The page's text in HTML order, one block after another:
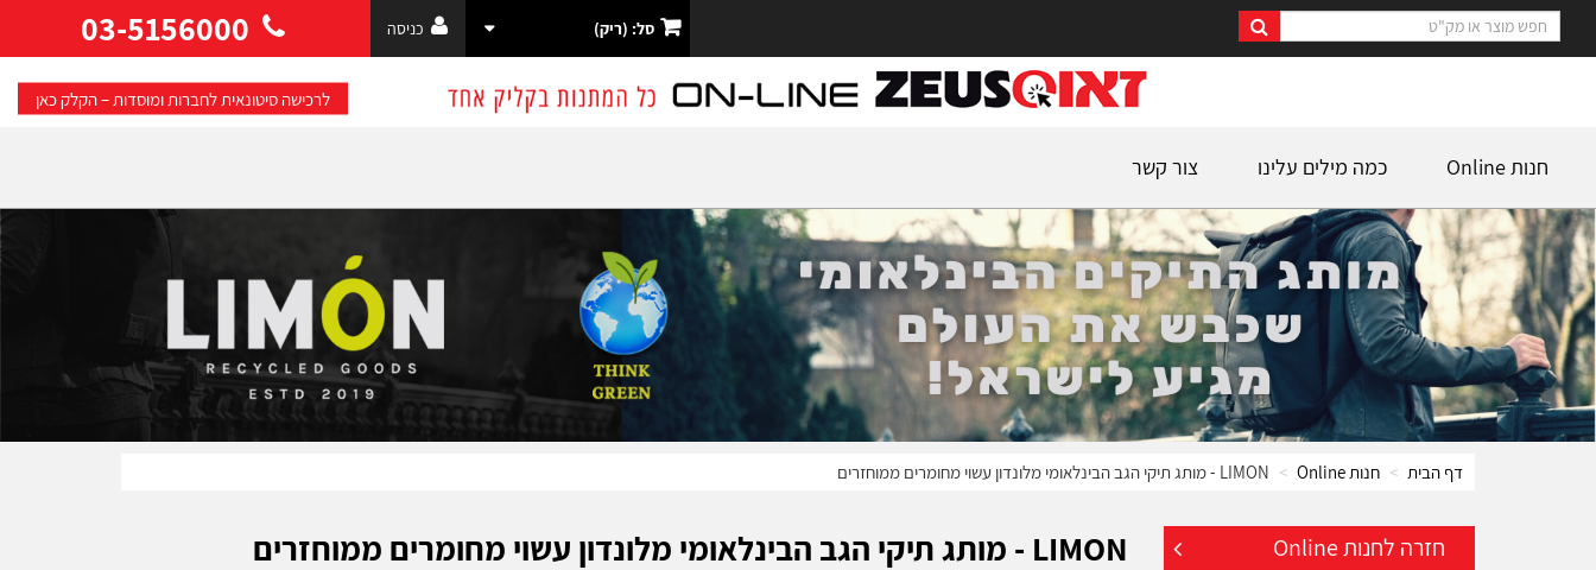
03-5156000 כניסה סל: (ריק)
לרכישה סיטונאית לחברות ומוסדות – הקלק כאן
חנות Online כמה מילים עלינו צור קשר
דף הבית חנות Online LIMON - מותג תיקי הגב הבינלאומי מלונדון עשוי מחומרים ממוחזרים
חזרה לחנות Online LIMON - מותג תיקי הגב הבינלאומי מלונדון עשוי מחומרים ממוחזרים